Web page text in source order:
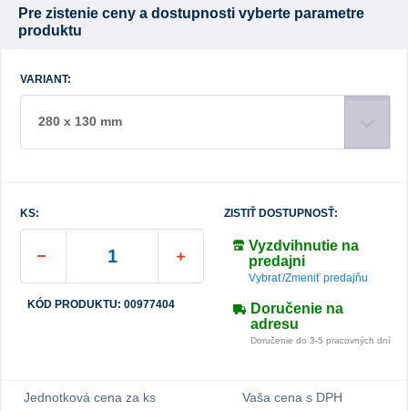
Pre zistenie ceny a dostupnosti vyberte parametre
produktu
VARIANT:
280 x 130 mm
KS:
KÓD PRODUKTU: 00977404
ZISTIŤ DOSTUPNOSŤ:
Vyzdvihnutie na
predajni
Vybrať/Zmeniť predajňu
Doručenie na
adresu
Doručenie do 3-5 pracovných dní
Jednotková cena za ks Vaša cena s DPH